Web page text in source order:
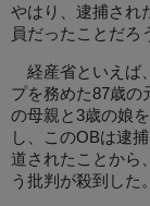
やはり、逮捕され
員だったことだろ
経産省といえば
プを務めた87歳の
の母親と3歳の娘
し、このOBは逮
道されたことから
う批判が殺到した。